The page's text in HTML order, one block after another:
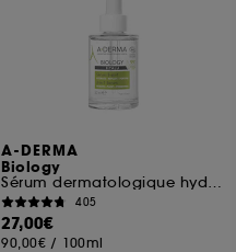
A-DERMA
Biology
Sérum dermatologique hydratant Peaux Fragiles
405
27,00€
90,00€ / 100ml